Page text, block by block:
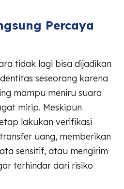
Percaya
tidak lagi bisa dijadikan
seseorang karena
mampu meniru suara
mirip. Meskipun
lakukan verifikasi
uang, memberikan
sensitif, atau mengirim
terhindar dari risiko